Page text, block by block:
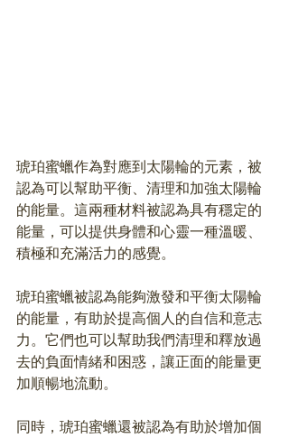
琥珀蜜蠟作為對應到太陽輪的元素，被
認為可以幫助平衡、清理和加強太陽輪
的能量。這兩種材料被認為具有穩定的
能量，可以提供身體和心靈一種溫暖、
積極和充滿活力的感覺。
琥珀蜜蠟被認為能夠激發和平衡太陽輪
的能量，有助於提高個人的自信和意志
力。它們也可以幫助我們清理和釋放過
去的負面情緒和困惑，讓正面的能量更
加順暢地流動。
同時，琥珀蜜蠟還被認為有助於增加個